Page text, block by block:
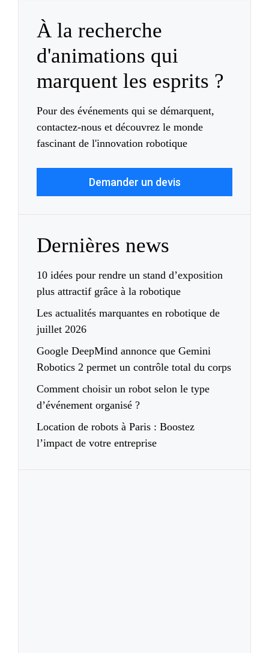
À la recherche
d'animations qui
marquent les esprits ?
Pour des événements qui se démarquent,
contactez-nous et découvrez le monde
fascinant de l'innovation robotique
Demander un devis
Dernières news
10 idées pour rendre un stand d’exposition
plus attractif grâce à la robotique
Les actualités marquantes en robotique de
juillet 2026
Google DeepMind annonce que Gemini
Robotics 2 permet un contrôle total du corps
Comment choisir un robot selon le type
d’événement organisé ?
Location de robots à Paris : Boostez
l’impact de votre entreprise